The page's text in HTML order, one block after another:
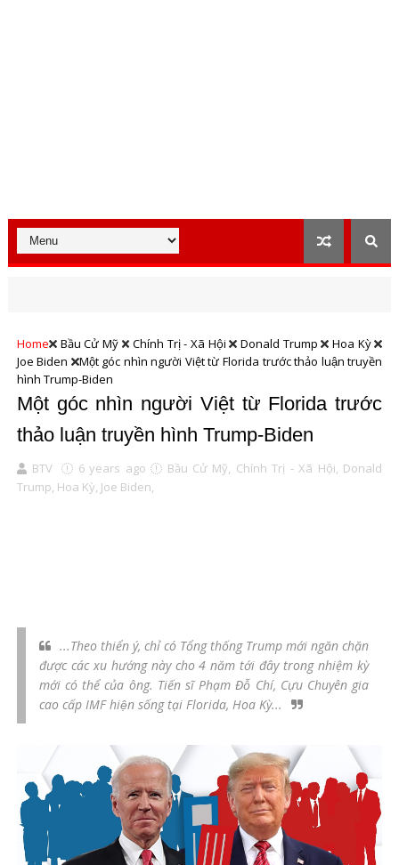
Home Bầu Cử Mỹ Chính Trị - Xã Hội Donald Trump
Hoa Kỳ
Joe Biden
Một góc nhìn người Việt từ Florida trước thảo luận truyền
hình Trump-Biden
Một góc nhìn người Việt từ Florida trước
thảo luận truyền hình Trump-Biden
BTV 6 years ago Bầu Cử Mỹ, Chính Trị - Xã Hội, Donald
Trump, Hoa Kỳ, Joe Biden,
...Theo thiển ý, chỉ có Tổng thống Trump mới ngăn chặn
được các xu hướng này cho 4 năm tới đây trong nhiệm kỳ
mới có thể của ông. Tiến sĩ Phạm Đỗ Chí, Cựu Chuyên gia
cao cấp IMF hiện sống tại Florida, Hoa Kỳ...